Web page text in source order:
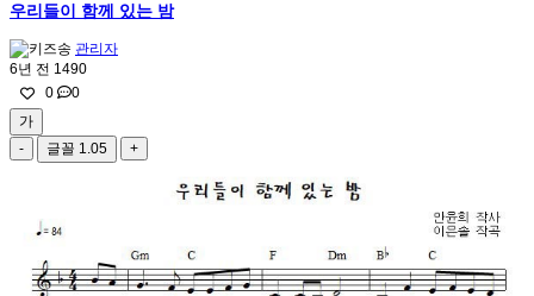
우리들이 함께 있는 밤
관리자
6년 전 1490
0
0
가
-
글꼴 1.05 +